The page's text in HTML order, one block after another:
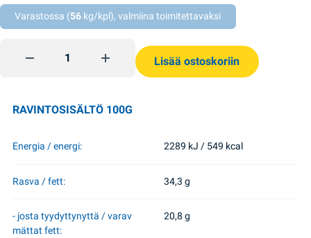
Varastossa (56 kg/kpl), valmiina toimitettavaksi
Bubble maitosuklaalevy 90g Millennium quantity
Lisää ostoskoriin
RAVINTOSISÄLTÖ 100G
Energia / energi: 2289 kJ / 549 kcal
Rasva / fett: 34,3 g
- josta tyydyttynyttä / varav
mättat fett:
20,8 g